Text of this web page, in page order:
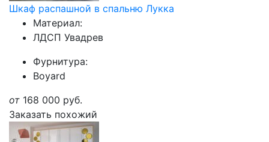
Шкаф распашной в спальню Лукка
Материал:
ЛДСП Увадрев
Фурнитура:
Boyard
от 168 000 руб.
Заказать похожий